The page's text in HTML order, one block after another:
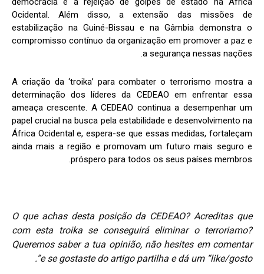
Ocidental. Além disso, a extensão das missões de
estabilização na Guiné-Bissau e na Gâmbia demonstra o
compromisso contínuo da organização em promover a paz e
a segurança nessas nações.
A criação da ‘troika’ para combater o terrorismo mostra a
determinação dos líderes da CEDEAO em enfrentar essa
ameaça crescente. A CEDEAO continua a desempenhar um
papel crucial na busca pela estabilidade e desenvolvimento na
África Ocidental e, espera-se que essas medidas, fortaleçam
ainda mais a região e promovam um futuro mais seguro e
próspero para todos os seus países membros.
O que achas desta posição da CEDEAO? Acreditas que
com esta troika se conseguirá eliminar o terroriamo?
Queremos saber a tua opinião, não hesites em comentar
e se gostaste do artigo partilha e dá um “like/gosto”.